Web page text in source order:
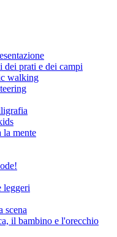
dei prati e dei campi
walking
la mente
leggeri
scena
il bambino e l'orecchio